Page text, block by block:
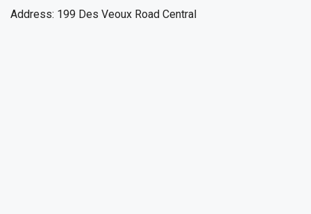
Address: 199 Des Veoux Road Central